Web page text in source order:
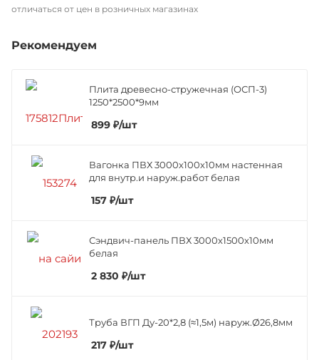
отличаться от цен в розничных магазинах
Рекомендуем
Плита древесно-стружечная (ОСП-3)
1250*2500*9мм
899 ₽/шт
Вагонка ПВХ 3000х100х10мм настенная
для внутр.и наруж.работ белая
157 ₽/шт
Сэндвич-панель ПВХ 3000х1500х10мм
белая
2 830 ₽/шт
Труба ВГП Ду-20*2,8 (≈1,5м) наруж.Ø26,8мм
217 ₽/шт